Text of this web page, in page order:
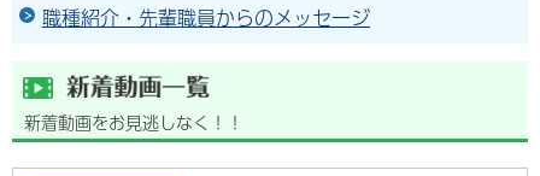
職種紹介・先輩職員からのメッセージ
新着動画をお見逃しなく！！